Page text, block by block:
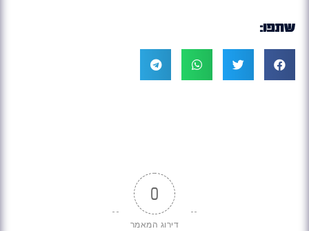
שתפו:
0
דירוג המאמר